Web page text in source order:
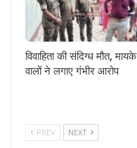
विवाहिता की संदिग्ध मौत, मायके
वालों ने लगाए गंभीर आरोप
PREV NEXT